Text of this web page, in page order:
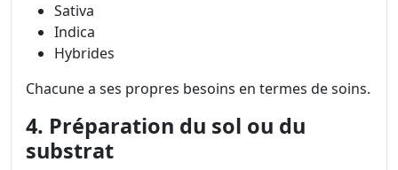
Sativa
Indica
Hybrides
Chacune a ses propres besoins en termes de soins.
4. Préparation du sol ou du
substrat